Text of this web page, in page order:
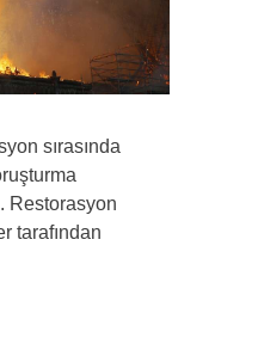
sırasında
Restorasyon
tarafından